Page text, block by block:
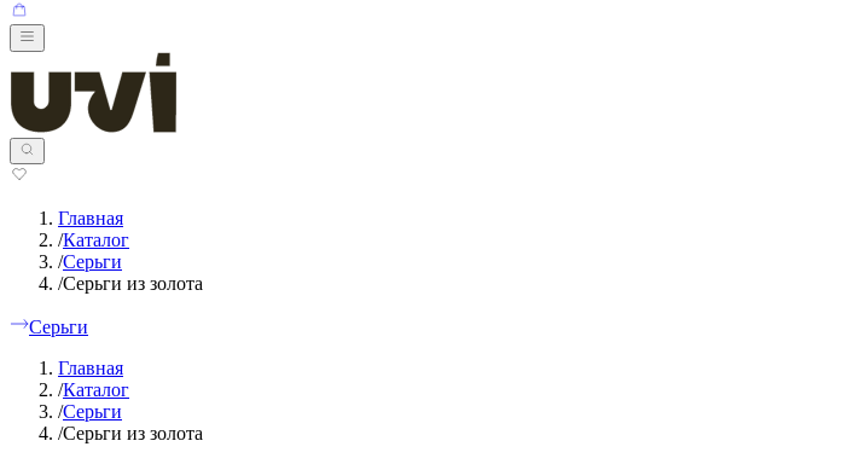
Главная
/Каталог
/Серьги
/Серьги из золота
Серьги
Главная
/Каталог
/Серьги
/Серьги из золота